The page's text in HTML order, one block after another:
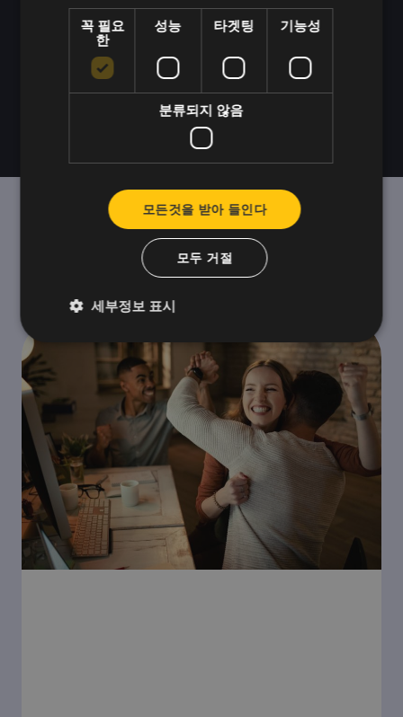
세요.
시연을 부탁드립니다
더 나은 팀을 위한 더 많
은 아이디어
꼭 필요
한
성능 타겟팅 기능성
분류되지 않음
모든것을 받아 들인다
모두 거절
세부정보 표시